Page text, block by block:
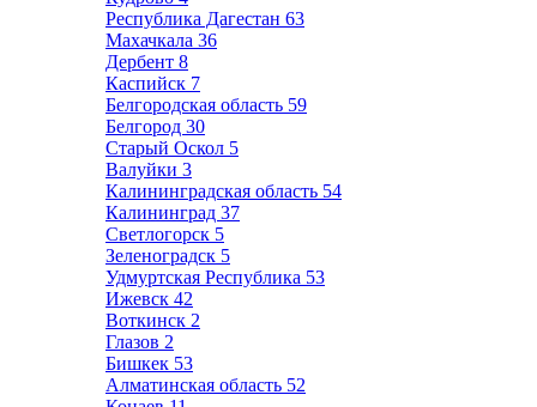
Республика Дагестан 63
Махачкала 36
Дербент 8
Каспийск 7
Белгородская область 59
Белгород 30
Старый Оскол 5
Валуйки 3
Калининградская область 54
Калининград 37
Светлогорск 5
Зеленоградск 5
Удмуртская Республика 53
Ижевск 42
Воткинск 2
Глазов 2
Бишкек 53
Алматинская область 52